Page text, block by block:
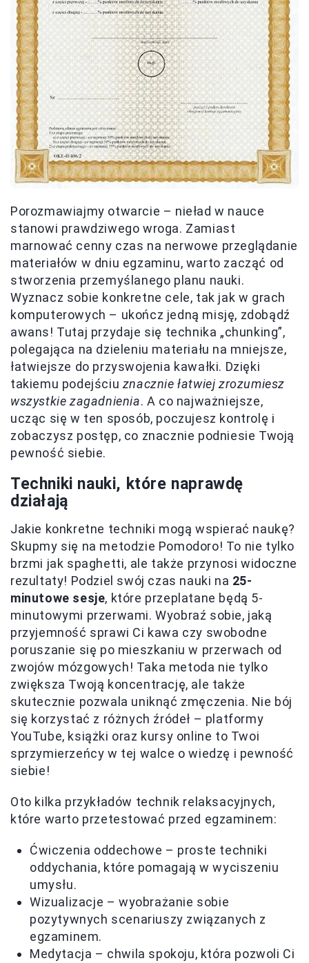
Porozmawiajmy otwarcie – nieład w nauce
stanowi prawdziwego wroga. Zamiast
marnować cenny czas na nerwowe przeglądanie
materiałów w dniu egzaminu, warto zacząć od
stworzenia przemyślanego planu nauki.
Wyznacz sobie konkretne cele, tak jak w grach
komputerowych – ukończ jedną misję, zdobądź
awans! Tutaj przydaje się technika „chunking”,
polegająca na dzieleniu materiału na mniejsze,
łatwiejsze do przyswojenia kawałki. Dzięki
takiemu podejściu znacznie łatwiej zrozumiesz
wszystkie zagadnienia. A co najważniejsze,
ucząc się w ten sposób, poczujesz kontrolę i
zobaczysz postęp, co znacznie podniesie Twoją
pewność siebie.
Techniki nauki, które naprawdę
działają
Jakie konkretne techniki mogą wspierać naukę?
Skupmy się na metodzie Pomodoro! To nie tylko
brzmi jak spaghetti, ale także przynosi widoczne
rezultaty! Podziel swój czas nauki na 25-
minutowe sesje, które przeplatane będą 5-
minutowymi przerwami. Wyobraź sobie, jaką
przyjemność sprawi Ci kawa czy swobodne
poruszanie się po mieszkaniu w przerwach od
zwojów mózgowych! Taka metoda nie tylko
zwiększa Twoją koncentrację, ale także
skutecznie pozwala uniknąć zmęczenia. Nie bój
się korzystać z różnych źródeł – platformy
YouTube, książki oraz kursy online to Twoi
sprzymierzeńcy w tej walce o wiedzę i pewność
siebie!
Oto kilka przykładów technik relaksacyjnych,
które warto przetestować przed egzaminem:
Ćwiczenia oddechowe – proste techniki
oddychania, które pomagają w wyciszeniu
umysłu.
Wizualizacje – wyobrażanie sobie
pozytywnych scenariuszy związanych z
egzaminem.
Medytacja – chwila spokoju, która pozwoli Ci